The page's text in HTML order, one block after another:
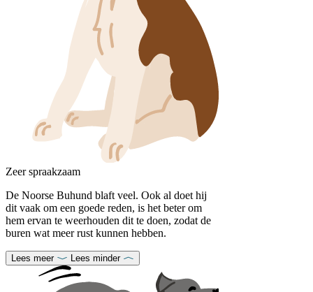
Zeer spraakzaam
De Noorse Buhund blaft veel. Ook al doet hij
dit vaak om een ​​goede reden, is het beter om
hem ervan te weerhouden dit te doen, zodat de
buren wat meer rust kunnen hebben.
Lees meer Lees minder